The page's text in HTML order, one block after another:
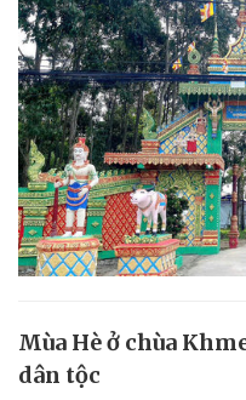
Mùa Hè ở chùa
dân tộc